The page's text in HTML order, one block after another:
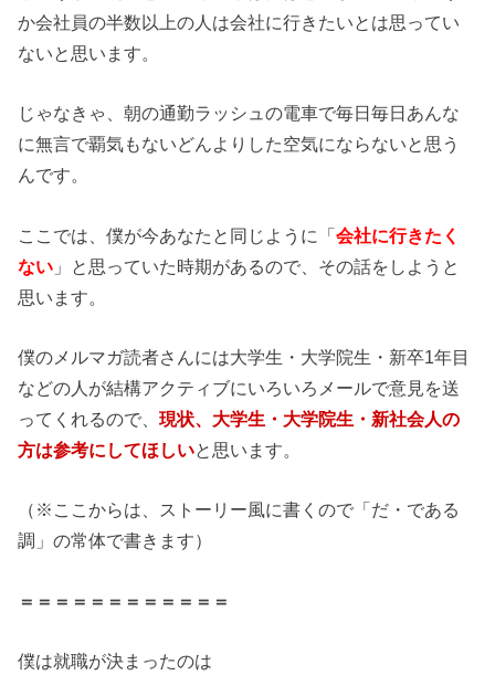
か会社員の半数以上の人は会社に行きたいとは思ってい
ないと思います。
じゃなきゃ、朝の通勤ラッシュの電車で毎日毎日あんな
に無言で覇気もないどんよりした空気にならないと思う
んです。
ここでは、僕が今あなたと同じように「会社に行きたく
ない 」と思っていた時期があるので、その話をしようと
思います。
僕のメルマガ読者さんには大学生・大学院生・新卒1年目
などの人が結構アクティブにいろいろメールで意見を送
ってくれるので、現状、大学生・大学院生・新社会人の
方は参考にしてほしいと思います。
（※ここからは、ストーリー風に書くので「だ・である
調」の常体で書きます）
＝＝＝＝ ＝＝＝＝ ＝＝＝＝
僕は就職が決まったのは